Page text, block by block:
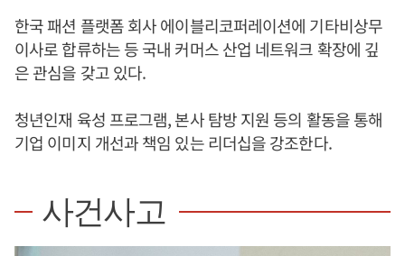
한국 패션 플랫폼 회사 에이블리코퍼레이션에 기타비상무
이사로 합류하는 등 국내 커머스 산업 네트워크 확장에 깊
은 관심을 갖고 있다.
청년인재 육성 프로그램, 본사 탐방 지원 등의 활동을 통해
기업 이미지 개선과 책임 있는 리더십을 강조한다.
사건사고